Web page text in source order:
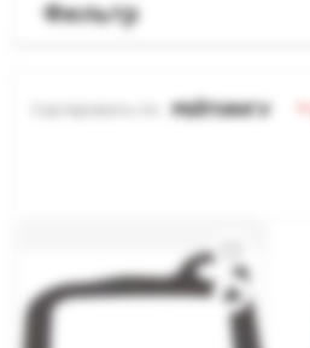
Фильтр
Сортировать по: РЕЙТИНГУ